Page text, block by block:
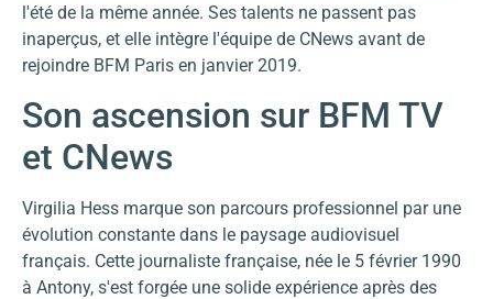
l'été de la même année. Ses talents ne passent pas
inaperçus, et elle intègre l'équipe de CNews avant de
rejoindre BFM Paris en janvier 2019.
Son ascension sur BFM TV
et CNews
Virgilia Hess marque son parcours professionnel par une
évolution constante dans le paysage audiovisuel
français. Cette journaliste française, née le 5 février 1990
à Antony, s'est forgée une solide expérience après des